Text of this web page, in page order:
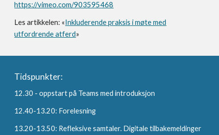
https://vimeo.com/903595468
Les artikkelen: «Inkluderende praksis i møte med
utfordrende atferd»
Tidspunkter:
12.30 - oppstart på Teams med introduksjon
12.40-13.20: Forelesning
13.20-13.50: Refleksive samtaler. Digitale tilbakemeldinger